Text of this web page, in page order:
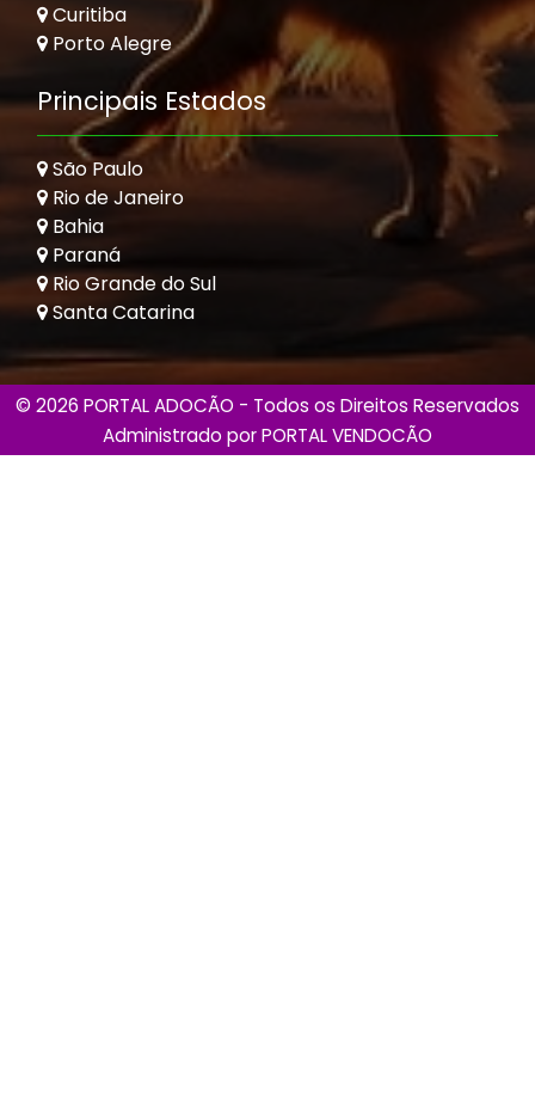
Curitiba
Porto Alegre
Principais Estados
São Paulo
Rio de Janeiro
Bahia
Paraná
Rio Grande do Sul
Santa Catarina
© 2026 PORTAL ADOCÃO - Todos os Direitos Reservados
Administrado porPORTAL VENDOCÃO